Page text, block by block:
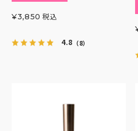
¥3,850 税込
4.8 （8）